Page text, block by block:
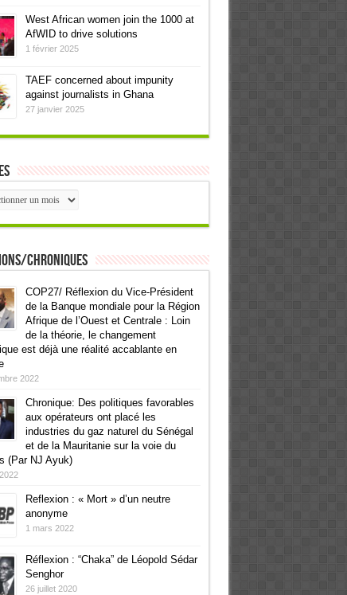
West African women join the 1000 at
AfWID to drive solutions
1 février 2025
TAEF concerned about impunity
against journalists in Ghana
27 janvier 2025
Chroniques
COP27/ Réflexion du Vice-Président
de la Banque mondiale pour la Région
Afrique de l’Ouest et Centrale : Loin
de la théorie, le changement
est déjà une réalité accablante en
2022
Chronique: Des politiques favorables
aux opérateurs ont placé les
industries du gaz naturel du Sénégal
et de la Mauritanie sur la voie du
(Par NJ Ayuk)
Reflexion : « Mort » d’un neutre
anonyme
1 mars 2022
Réflexion : “Chaka” de Léopold Sédar
Senghor
26 juillet 2020